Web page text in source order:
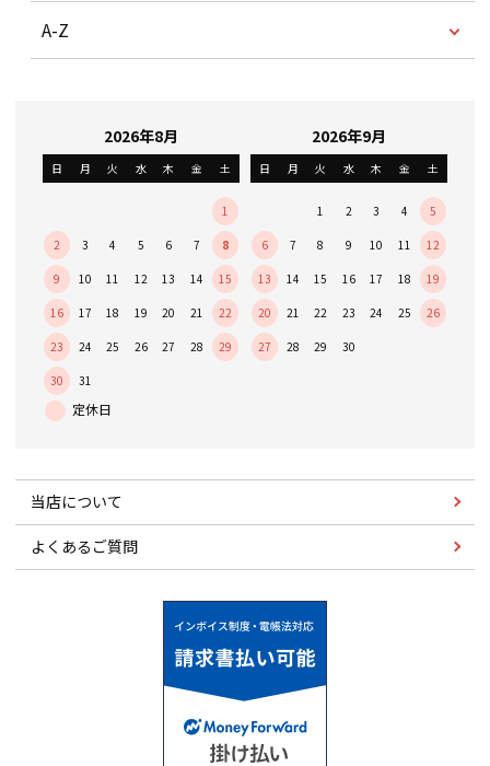
A-Z
2026年8月
日 月 火 水 木 金 土
1
2 3 4 5 6 7 8
9 10 11 12 13 14 15
16 17 18 19 20 21 22
23 24 25 26 27 28 29
30 31
2026年9月
日 月 火 水 木 金 土
1 2 3 4 5
6 7 8 9 10 11 12
13 14 15 16 17 18 19
20 21 22 23 24 25 26
27 28 29 30
当店について
よくあるご質問